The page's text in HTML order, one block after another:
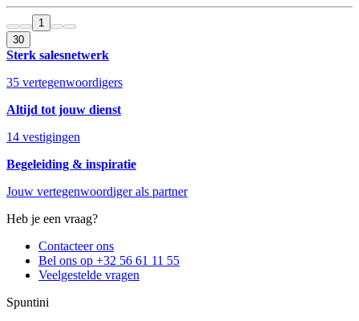
1
30
Sterk salesnetwerk
35 vertegenwoordigers
Altijd tot jouw dienst
14 vestigingen
Begeleiding & inspiratie
Jouw vertegenwoordiger als partner
Heb je een vraag?
Contacteer ons
Bel ons op +32 56 61 11 55
Veelgestelde vragen
Spuntini